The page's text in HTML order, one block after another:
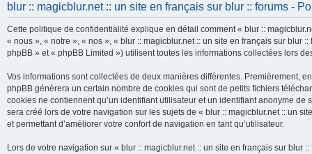
blur :: magicblur.net :: un site en français sur blur :: forums -
Cette politique de confidentialité explique en détail comment « blur ::
« nous », « notre », « nos », « blur :: magicblur.net :: un site en français sur blur
phpBB » et « phpBB Limited ») utilisent toutes les informations collectées lors
Vos informations sont collectées de deux manières différentes. Premièrement,
phpBB génèrera un certain nombre de cookies qui sont de petits fichiers
cookies ne contiennent qu’un identifiant utilisateur et un identifiant anonyme
sera créé lors de votre navigation sur les sujets de « blur :: magicblur.net :: un
et permettant d’améliorer votre confort de navigation en tant qu’utilisateur.
Lors de votre navigation sur « blur :: magicblur.net :: un site en français sur